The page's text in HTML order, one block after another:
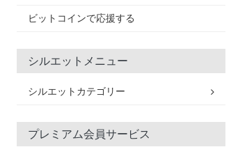
ビットコインで応援する
シルエットメニュー
シルエットカテゴリー
プレミアム会員サービス